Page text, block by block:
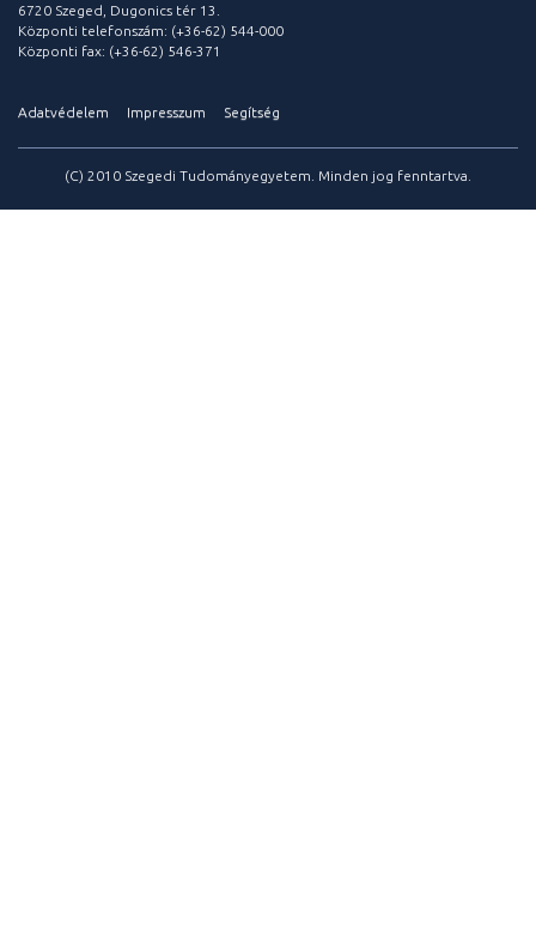
6720 Szeged, Dugonics tér 13.
Központi telefonszám: (+36-62) 544-000
Központi fax: (+36-62) 546-371
Adatvédelem Impresszum Segítség
(C) 2010 Szegedi Tudományegyetem. Minden jog fenntartva.